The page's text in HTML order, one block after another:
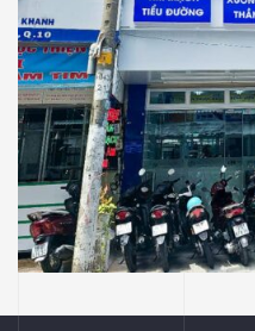
NHÀ THUỐC LONG
Thiết Kế Thi Công